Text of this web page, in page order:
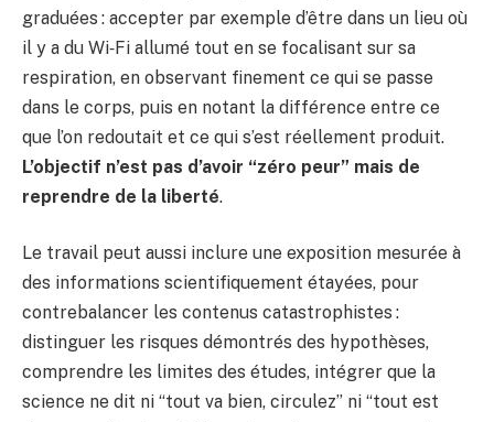
graduées : accepter par exemple d’être dans un lieu où
il y a du Wi‑Fi allumé tout en se focalisant sur sa
respiration, en observant finement ce qui se passe
dans le corps, puis en notant la différence entre ce
que l’on redoutait et ce qui s’est réellement produit.
L’objectif n’est pas d’avoir “zéro peur” mais de
reprendre de la liberté.
Le travail peut aussi inclure une exposition mesurée à
des informations scientifiquement étayées, pour
contrebalancer les contenus catastrophistes :
distinguer les risques démontrés des hypothèses,
comprendre les limites des études, intégrer que la
science ne dit ni “tout va bien, circulez” ni “tout est